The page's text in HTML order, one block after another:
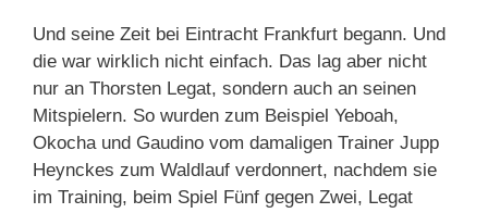
Und seine Zeit bei Eintracht Frankfurt begann. Und
die war wirklich nicht einfach. Das lag aber nicht
nur an Thorsten Legat, sondern auch an seinen
Mitspielern. So wurden zum Beispiel Yeboah,
Okocha und Gaudino vom damaligen Trainer Jupp
Heynckes zum Waldlauf verdonnert, nachdem sie
im Training, beim Spiel Fünf gegen Zwei, Legat